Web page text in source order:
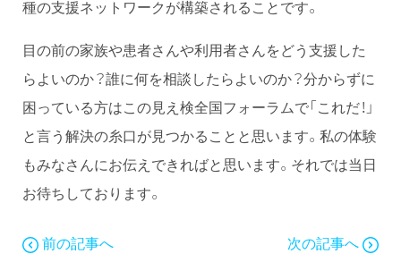
種の支援ネットワークが構築されることです。
目の前の家族や患者さんや利用者さんをどう支援した
らよいのか？誰に何を相談したらよいのか？分からずに
困っている方はこの見え検全国フォーラムで「これだ！」
と言う解決の糸口が見つかることと思います。私の体験
もみなさんにお伝えできればと思います。それでは当日
お待ちしております。
前の記事へ 次の記事へ